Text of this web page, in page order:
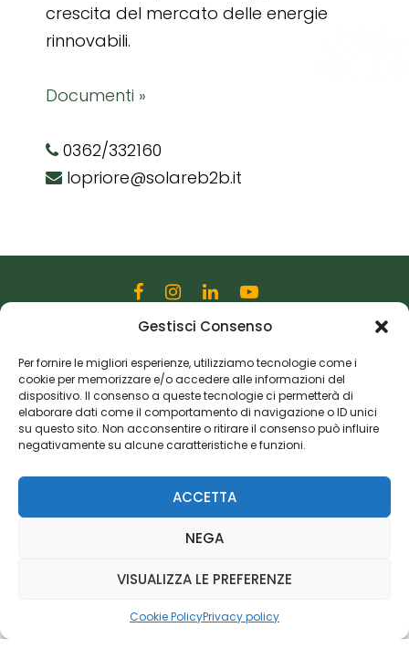
Gestisci Consenso
Per fornire le migliori esperienze, utilizziamo tecnologie come i
cookie per memorizzare e/o accedere alle informazioni del
dispositivo. Il consenso a queste tecnologie ci permetterà di
elaborare dati come il comportamento di navigazione o ID unici
su questo sito. Non acconsentire o ritirare il consenso può influire
negativamente su alcune caratteristiche e funzioni.
ACCETTA
NEGA
VISUALIZZA LE PREFERENZE
Cookie PolicyPrivacy policy
crescita del mercato delle energie
rinnovabili.
Documenti »
0362/332160
lopriore@solareb2b.it
Via Martiri della Libertà, 28
20833 Giussano (MB)
P.I. 06982770965
Privacy Policy